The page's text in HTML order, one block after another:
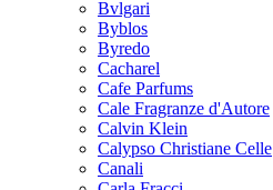
Bvlgari
Byblos
Byredo
Cacharel
Cafe Parfums
Cale Fragranze d'Autore
Calvin Klein
Calypso Christiane Celle
Canali